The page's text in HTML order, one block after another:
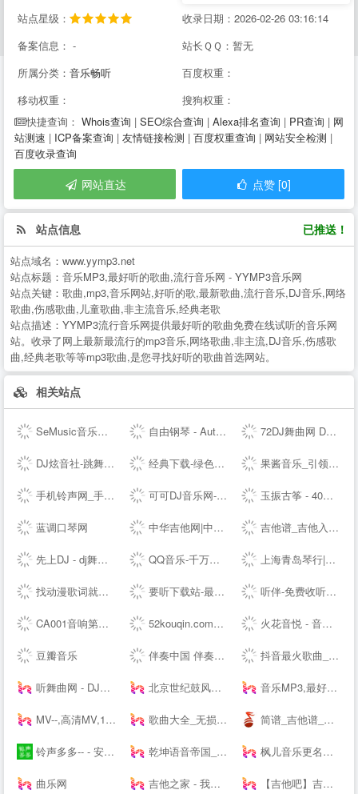
站点星级：
收录日期：2026-02-26 03:16:14
备案信息： -
站长ＱＱ：暂无
所属分类： 音乐畅听
百度权重：
移动权重：
搜狗权重：
快捷查询： Whois查询 | SEO综合查询 | Alexa排名查询 | PR查询 | 网
站测速 | ICP备案查询 | 友情链接检测 | 百度权重查询 | 网站安全检测 |
百度收录查询
网站直达 点赞 [0]
站点信息 已推送！
站点域名： www.yymp3.net
站点标题： 音乐MP3,最好听的歌曲,流行音乐网 - YYMP3音乐网
站点关键： 歌曲,mp3,音乐网站,好听的歌,最新歌曲,流行音乐,DJ音乐,网络
歌曲,伤感歌曲,儿童歌曲,非主流音乐,经典老歌
站点描述： YYMP3流行音乐网提供最好听的歌曲免费在线试听的音乐网
站。收录了网上最新最流行的mp3音乐,网络歌曲,非主流,DJ音乐,伤感歌
曲,经典老歌等等mp3歌曲,是您寻找好听的歌曲首选网站。
相关站点
SeMusic音乐网站源码|一号DJ开源PHP音乐CMS网站管理系统 自由钢琴 - AutoPiano | 在线钢琴，键盘钢琴，模拟钢琴，多种乐器选择，好听又好玩 72DJ舞曲网 DJ舞曲 DJ串烧 最新好听的dj舞曲免费下载网站
DJ炫音社-跳舞专辑_公路音乐_酒吧音乐夜店慢摇车载DJ舞曲网站 经典下载-绿色软件下载-常用软件下载 果酱音乐_引领音乐娱乐新风向
手机铃声网_手机铃声下载_免费手机铃声下载 可可DJ音乐网-车载dj dj舞曲 dj现场视频 原创DJ音乐分享平台 玉振古筝 - 40年技术沉淀，铸就扬州筝业佼佼者
蓝调口琴网 中华吉他网|中国(珠海)国际吉他艺术节|中国(珠海)吉他大赛|教育|琴行|厂商|珠海吉他学会|研究会|珠海市音乐家协会|联谊会|结他|吉它|china|gutiar|keytar|www.zhguitar.com 吉他谱_吉他入门教程_吉他教学视频_吉他谱下载-吉他屋
先上DJ - dj舞曲|dj歌曲串烧|dj慢摇舞曲|劲爆dj|车载dj QQ音乐-千万正版音乐海量无损曲库新歌热歌天天畅听的高品质音乐平台！ 上海青岛琴行|钢琴品牌|买钢琴|学钢琴|钢琴价格|小小莫扎特钢琴城培训--
找动漫歌词就到 - 每日动漫歌词网 要听下载站-最新手机游戏软件下载平台 听伴-免费收听小说相声儿歌笑话段子,网络收音机|在线收听平台！
CA001音响第一网 _ 音频视频灯光信息平台 - Powered by CA001.COM 52kouqin.com到期，请续费 火花音悦 - 音乐版权服务平台，正版音乐好听不贵
豆瓣音乐 伴奏中国 伴奏网 -- 【其他均为假冒网站 将追究法律责任】 抖音最火歌曲_好听的歌曲 - 我要歌词网
听舞曲网 - DJ舞曲,MP4,MP3免费下载,流行音乐,抖音热门歌曲,网络热门歌曲 北京世纪鼓风打击乐器中心-打击乐鼓风 音乐MP3,最好听的歌曲,流行音乐网 - YYMP3音乐网
MV--,高清MV,1080PMV,高清MP4,MV下载,可可MV 歌曲大全_无损音乐下载_MP3歌曲免费下载 - 求歌网 简谱_吉他谱_简谱歌谱大全_钢琴谱_歌谱曲谱大全 - 爱曲谱网
铃声多多-- - 安卓、苹果、电脑官方版下载 乾坤语音帝国_MP3音乐免费试听下载网站 枫儿音乐更名为枫儿乐谱网提供各种简谱，歌谱，五线谱，吉他谱
曲乐网 吉他之家 - 我的吉他谱,我的吉他网站! 【吉他吧】吉他谱大全_吉他弹唱视频教学